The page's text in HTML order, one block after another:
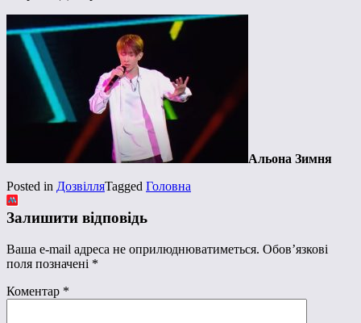
Альона Зимня
Posted in ДозвілляTagged Головна
Залишити відповідь
Ваша e-mail адреса не оприлюднюватиметься. Обов’язкові
поля позначені *
Коментар *